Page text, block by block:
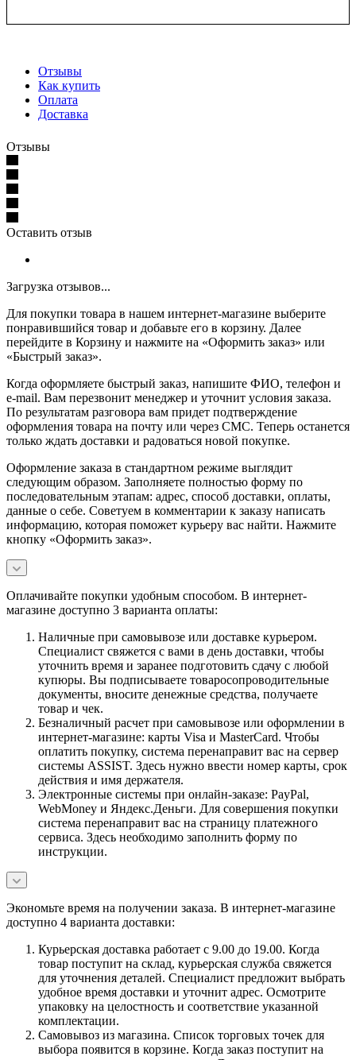
Отзывы
Как купить
Оплата
Доставка
Отзывы
Оставить отзыв
Загрузка отзывов...
Для покупки товара в нашем интернет-магазине выберите
понравившийся товар и добавьте его в корзину. Далее
перейдите в Корзину и нажмите на «Оформить заказ» или
«Быстрый заказ».
Когда оформляете быстрый заказ, напишите ФИО, телефон и
e-mail. Вам перезвонит менеджер и уточнит условия заказа.
По результатам разговора вам придет подтверждение
оформления товара на почту или через СМС. Теперь останется
только ждать доставки и радоваться новой покупке.
Оформление заказа в стандартном режиме выглядит
следующим образом. Заполняете полностью форму по
последовательным этапам: адрес, способ доставки, оплаты,
данные о себе. Советуем в комментарии к заказу написать
информацию, которая поможет курьеру вас найти. Нажмите
кнопку «Оформить заказ».
Оплачивайте покупки удобным способом. В интернет-
магазине доступно 3 варианта оплаты:
Наличные при самовывозе или доставке курьером.
Специалист свяжется с вами в день доставки, чтобы
уточнить время и заранее подготовить сдачу с любой
купюры. Вы подписываете товаросопроводительные
документы, вносите денежные средства, получаете
товар и чек.
Безналичный расчет при самовывозе или оформлении в
интернет-магазине: карты Visa и MasterCard. Чтобы
оплатить покупку, система перенаправит вас на сервер
системы ASSIST. Здесь нужно ввести номер карты, срок
действия и имя держателя.
Электронные системы при онлайн-заказе: PayPal,
WebMoney и Яндекс.Деньги. Для совершения покупки
система перенаправит вас на страницу платежного
сервиса. Здесь необходимо заполнить форму по
инструкции.
Экономьте время на получении заказа. В интернет-магазине
доступно 4 варианта доставки:
Курьерская доставка работает с 9.00 до 19.00. Когда
товар поступит на склад, курьерская служба свяжется
для уточнения деталей. Специалист предложит выбрать
удобное время доставки и уточнит адрес. Осмотрите
упаковку на целостность и соответствие указанной
комплектации.
Самовывоз из магазина. Список торговых точек для
выбора появится в корзине. Когда заказ поступит на